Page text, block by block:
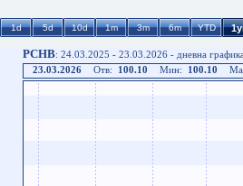
PCHB: 24.03.2025 - 23.03.2026 - дневна графика
23.03.2026
Отв: 100.10 Мин: 100.10